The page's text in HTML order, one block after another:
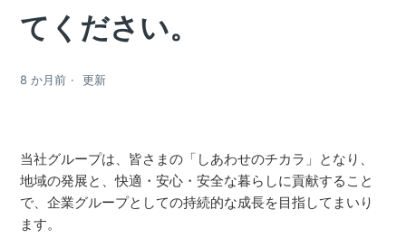
てください。
8 か月前 更新
当社グループは、皆さまの「しあわせのチカラ」となり、
地域の発展と、快適・安心・安全な暮らしに貢献すること
で、企業グループとしての持続的な成長を目指してまいり
ます。